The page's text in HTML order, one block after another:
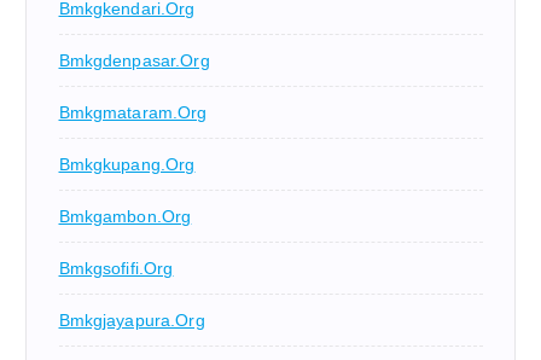
Bmkgkendari.org
Bmkgdenpasar.org
Bmkgmataram.org
Bmkgkupang.org
Bmkgambon.org
Bmkgsofifi.org
Bmkgjayapura.org